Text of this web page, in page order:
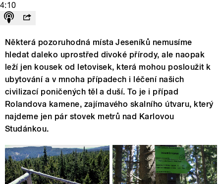
4:10
Některá pozoruhodná místa Jeseníků nemusíme
hledat daleko uprostřed divoké přírody, ale naopak
leží jen kousek od letovisek, která mohou posloužit k
ubytování a v mnoha případech i léčení našich
civilizací poničených těl a duší. To je i případ
Rolandova kamene, zajímavého skalního útvaru, který
najdeme jen pár stovek metrů nad Karlovou
Studánkou.